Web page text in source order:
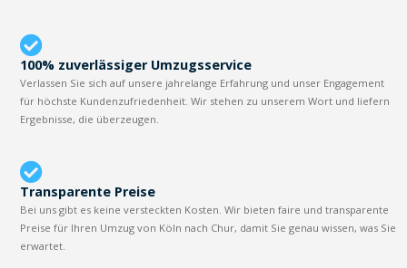
100% zuverlässiger Umzugsservice
Verlassen Sie sich auf unsere jahrelange Erfahrung und unser Engagement
für höchste Kundenzufriedenheit. Wir stehen zu unserem Wort und liefern
Ergebnisse, die überzeugen.
Transparente Preise
Bei uns gibt es keine versteckten Kosten. Wir bieten faire und transparente
Preise für Ihren Umzug von Köln nach Chur, damit Sie genau wissen, was Sie
erwartet.